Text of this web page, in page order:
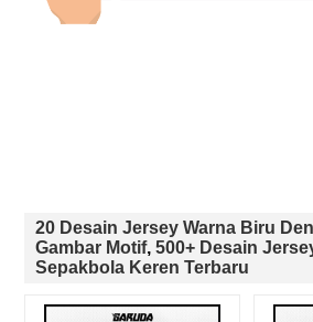
20 Desain Jersey Warna Biru
Gambar Motif, 500+ Desain
Sepakbola Keren Terbaru